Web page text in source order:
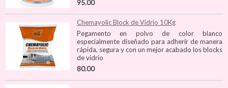
95.00
Chemayolic Block de Vidrio 10Kg
Pegamento en polvo de color blanco
especialmente diseñado para adherir de manera
rápida, segura y con un mejor acabado los blocks
de vidrio
80.00